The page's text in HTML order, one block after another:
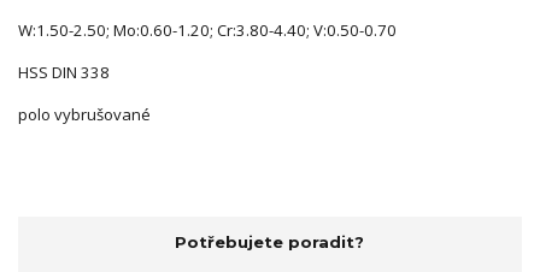
W:1.50-2.50; Mo:0.60-1.20; Cr:3.80-4.40; V:0.50-0.70
HSS DIN 338
polo vybrušované
Potřebujete poradit?